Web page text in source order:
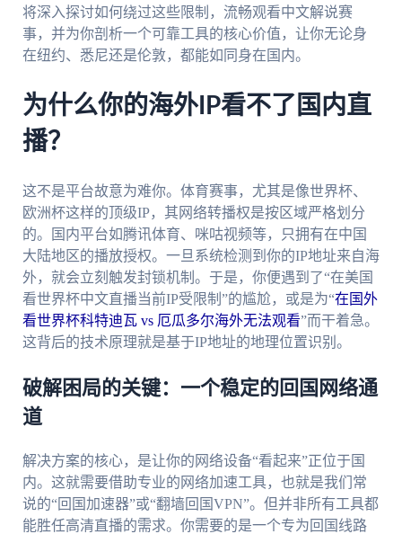
将深入探讨如何绕过这些限制，流畅观看中文解说赛
事，并为你剖析一个可靠工具的核心价值，让你无论身
在纽约、悉尼还是伦敦，都能如同身在国内。
为什么你的海外IP看不了国内直
播？
这不是平台故意为难你。体育赛事，尤其是像世界杯、
欧洲杯这样的顶级IP，其网络转播权是按区域严格划分
的。国内平台如腾讯体育、咪咕视频等，只拥有在中国
大陆地区的播放授权。一旦系统检测到你的IP地址来自海
外，就会立刻触发封锁机制。于是，你便遇到了“在美国
看世界杯中文直播当前IP受限制”的尴尬，或是为“在国外
看世界杯科特迪瓦 vs 厄瓜多尔海外无法观看”而干着急。
这背后的技术原理就是基于IP地址的地理位置识别。
破解困局的关键：一个稳定的回国网络通
道
解决方案的核心，是让你的网络设备“看起来”正位于国
内。这就需要借助专业的网络加速工具，也就是我们常
说的“回国加速器”或“翻墙回国VPN”。但并非所有工具都
能胜任高清直播的需求。你需要的是一个专为回国线路